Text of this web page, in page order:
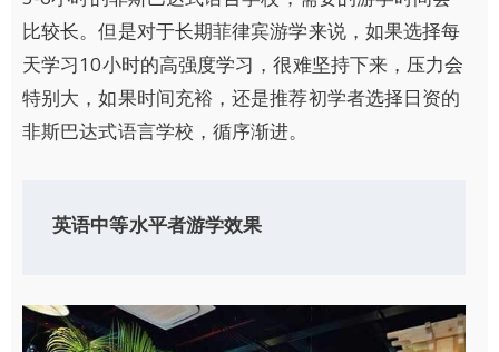
比较长。但是对于长期菲律宾游学来说，如果选择每
天学习10小时的高强度学习，很难坚持下来，压力会
特别大，如果时间充裕，还是推荐初学者选择日资的
非斯巴达式语言学校，循序渐进。
英语中等水平者游学效果